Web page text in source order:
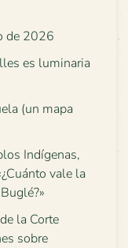
de 2026
es luminaria
(un mapa
Indígenas,
vale la
la Corte
sobre